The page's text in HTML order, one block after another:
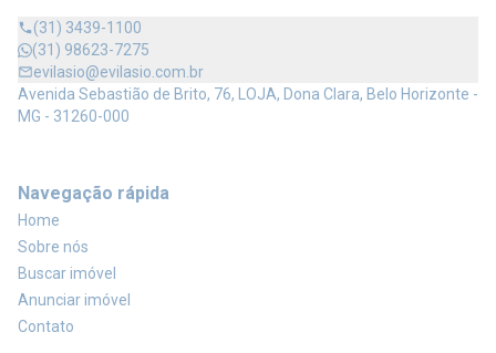
(31) 3439-1100
(31) 98623-7275
evilasio@evilasio.com.br
Avenida Sebastião de Brito, 76, LOJA, Dona Clara, Belo Horizonte -
MG - 31260-000
Navegação rápida
Home
Sobre nós
Buscar imóvel
Anunciar imóvel
Contato